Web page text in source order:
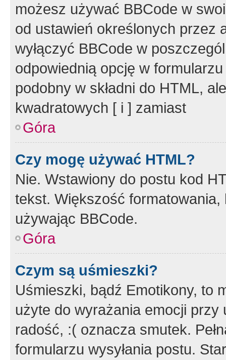
możesz używać BBCode w
od ustawień określonych przez
wyłączyć BBCode w
odpowiednią opcję w
podobny w składni do HTML,
kwadratowych [ i ] zamiast
Góra
Czy mogę używać HTML?
Nie. Wstawiony do postu kod
tekst. Większość
używając BBCode.
Góra
Czym są uśmieszki?
Uśmieszki, bądź Emotikony, to
użyte do wyrażania emocji
radość, :( oznacza smutek.
formularzu wysyłania postu.